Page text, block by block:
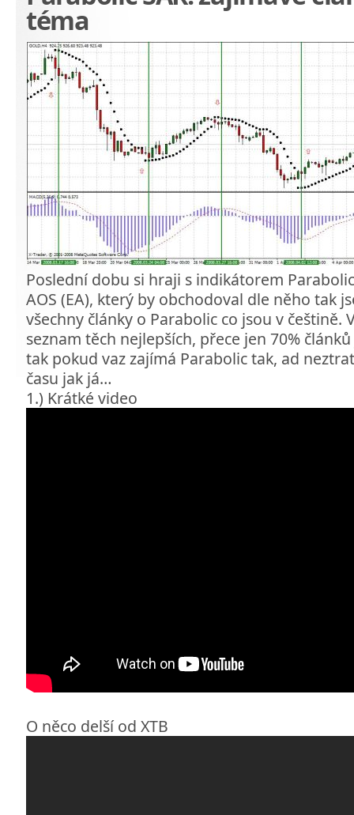
téma
Poslední dobu si hraji s indikátorem
AOS (EA), který by obchodoval dle něho tak
všechny články o Parabolic co jsou v češtině.
seznam těch nejlepších, přece jen 70%
tak pokud vaz zajímá Parabolic tak, ad
času jak já…
1.) Krátké video
O něco delší od XTB